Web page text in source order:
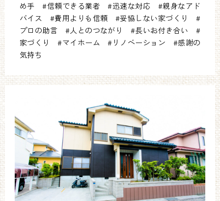
め手 #信頼できる業者 #迅速な対応 #親身なアド
バイス #費用よりも信頼 #妥協しない家づくり #
プロの助言 #人とのつながり #長いお付き合い #
家づくり #マイホーム #リノベーション #感謝の
気持ち